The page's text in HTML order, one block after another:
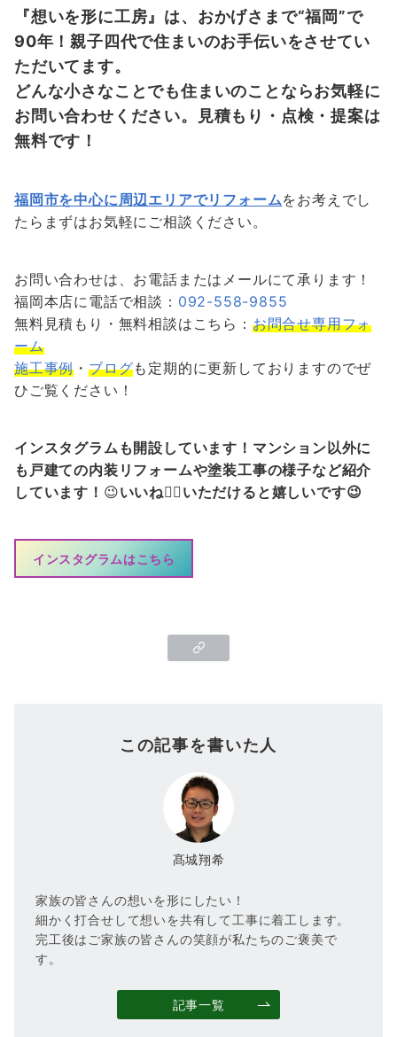
『想いを形に工房』は、おかげさまで“福岡”で
90年！親子四代で住まいのお手伝いをさせてい
ただいてます。
どんな小さなことでも住まいのことならお気軽に
お問い合わせください。見積もり・点検・提案は
無料です！
福岡市を中心に周辺エリアでリフォームをお考えでし
たらまずはお気軽にご相談ください。
お問い合わせは、お電話またはメールにて承ります！
福岡本店に電話で相談： 092-558-9855
無料見積もり・無料相談はこちら： お問合せ専用フォ
ーム
施工事例 ・ブログも定期的に更新しておりますのでぜ
ひご覧ください！
インスタグラムも開設しています！マンション以外に
も戸建ての内装リフォームや塗装工事の様子など紹介
しています！ 😉いいね👍🏻いただけると嬉しいです😉
インスタグラムはこちら
この記事を書いた人
髙城翔希
家族の皆さんの想いを形にしたい！
細かく打合せして想いを共有して工事に着工します。
完工後はご家族の皆さんの笑顔が私たちのご褒美で
す。
記事一覧